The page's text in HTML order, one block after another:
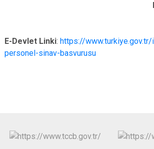
E-Devlet Linki: https://
personel-sinav-basvurusu